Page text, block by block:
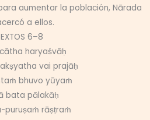
aumentar la población, Nārada
a ellos.
6–8
haryaśvāḥ
vai prajāḥ
bhuvo yūyaṁ
bata pālakāḥ
puruṣaṁ rāṣṭraṁ